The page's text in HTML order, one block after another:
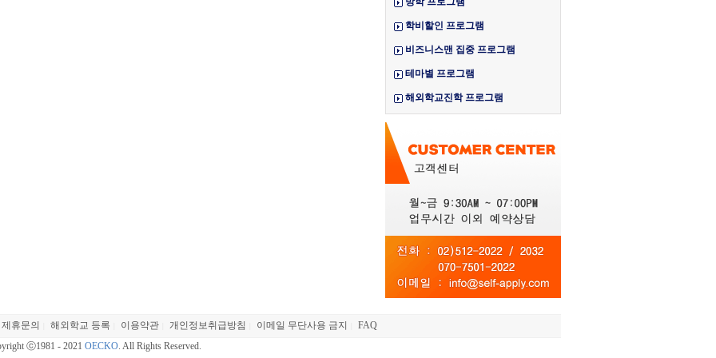
학비할인 프로그램
비즈니스맨 집중 프로그램
테마별 프로그램
해외학교진학 프로그램
제휴문의 해외학교 등록 이용약관 개인정보취급방침 이메일 무단사용 금지
FAQ
ⓒ1981 - 2021 OECKO. All Rights Reserved.